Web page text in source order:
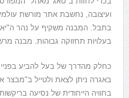
ועיצובה, נחשבת אתר מורשת
בתבל. המבנה משקיף על נהר
בעלויות תחזוקה גבוהות. מבנה
כחלק מהדרך של בעל להביע בפניי
באגרה ניתן לצאת ולטייל ב"מבצר
בחוויה הייחודית של נסיעה